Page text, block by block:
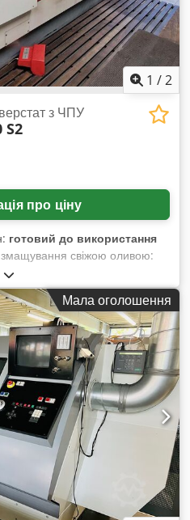
1 /2
з ЧПУ
S2
про ціну
готовий до використання
свіжою оливою:
частота: 50 Гц, запобіжник
80 А, допустиме коливання
потужність: 44 кВА,
мм, висота: 1750 мм,
зі стружко-транспортером.
Ameza E Sqevof
Мала оголошення